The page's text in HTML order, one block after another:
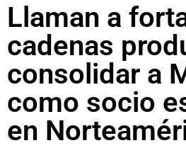
Llaman a
cadenas
consolidar a
como socio
en